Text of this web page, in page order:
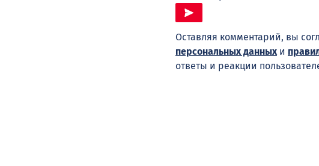
Оставляя комментарий, вы
персональных данныхи
ответы и реакции